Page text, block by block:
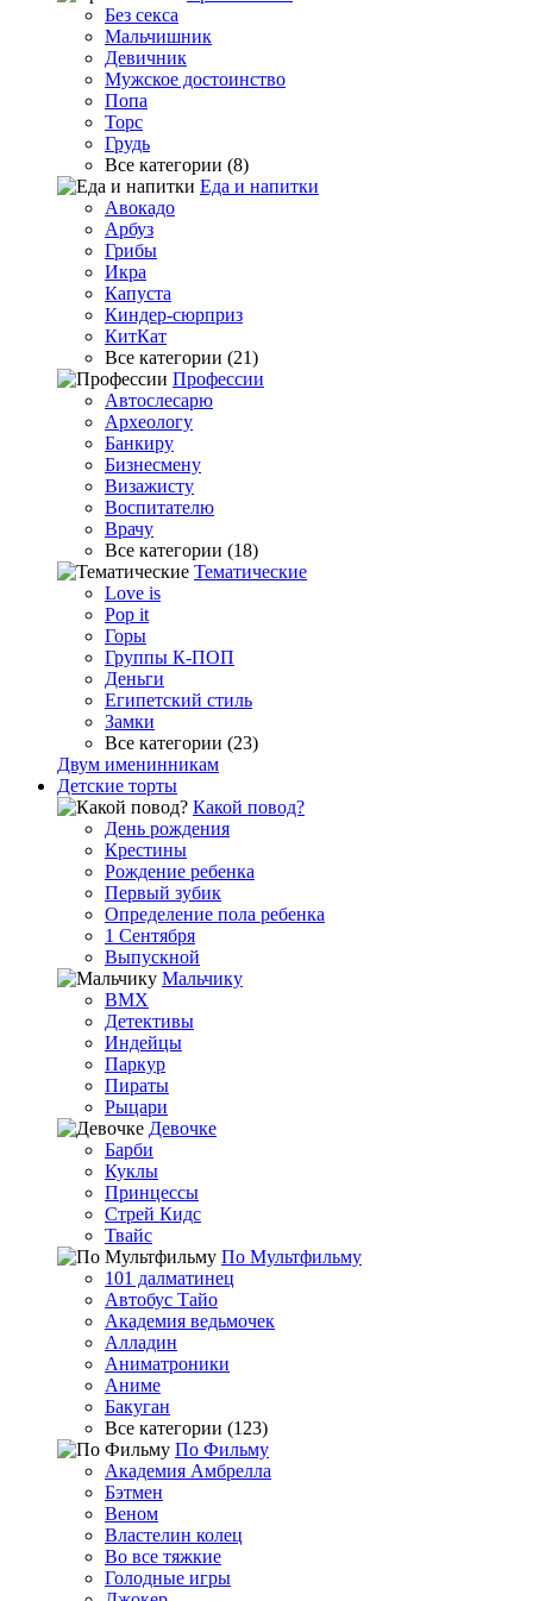
Без секса
Мальчишник
Девичник
Мужское достоинство
Попа
Торс
Грудь
Все категории (8)
Еда и напитки
Авокадо
Арбуз
Грибы
Икра
Капуста
Киндер-сюрприз
КитКат
Все категории (21)
Профессии
Автослесарю
Археологу
Банкиру
Бизнесмену
Визажисту
Воспитателю
Врачу
Все категории (18)
Тематические
Love is
Pop it
Горы
Группы К-ПОП
Деньги
Египетский стиль
Замки
Все категории (23)
Двум именинникам
Детские торты
Какой повод?
День рождения
Крестины
Рождение ребенка
Первый зубик
Определение пола ребенка
1 Сентября
Выпускной
Мальчику
BMX
Детективы
Индейцы
Паркур
Пираты
Рыцари
Девочке
Барби
Куклы
Принцессы
Стрей Кидс
Твайс
По Мультфильму
101 далматинец
Автобус Тайо
Академия ведьмочек
Алладин
Аниматроники
Аниме
Бакуган
Все категории (123)
По Фильму
Академия Амбрелла
Бэтмен
Веном
Властелин колец
Во все тяжкие
Голодные игры